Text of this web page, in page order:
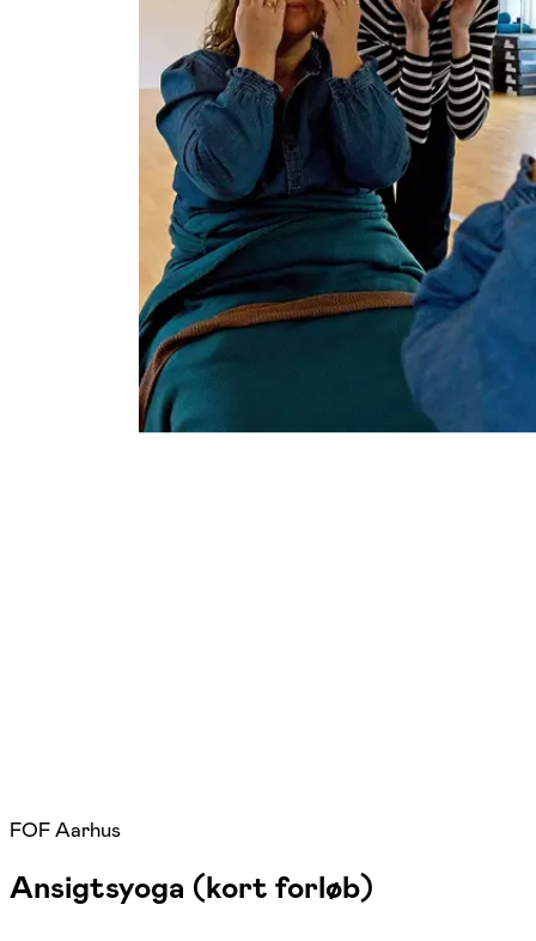
FOF Aarhus
Ansigtsyoga (kort forløb)